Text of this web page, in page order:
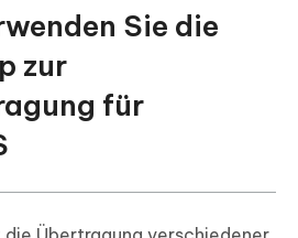
Sie die
zur
für